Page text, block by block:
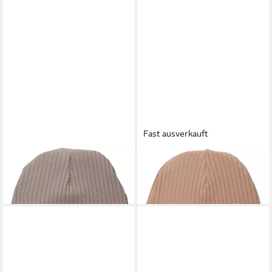
MAKOMA
Strickmütze Ripp
Unisex Kinder
13,99 €
Fast ausverkauft
MAKOMA
Strickmütze Ripp
Unisex Kinder
13,99 €